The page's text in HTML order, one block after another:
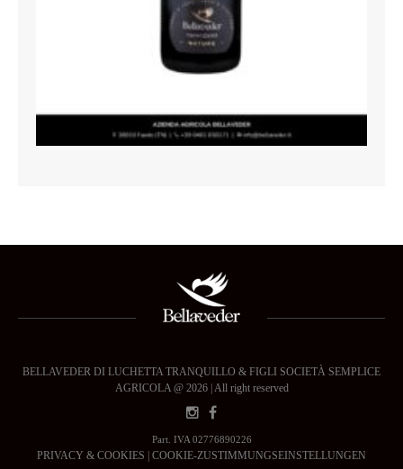
BELLAVEDER DI LUCHETTA TRANQUILLO & FIGLI SOCIETÀ SEMPLICE
AGRICOLA @ 2026 | All right reserved
Part. IVA 02776890226
PRIVACY & COOKIES | COOKIE-ZUSTIMMUNGSEINSTELLUNGEN